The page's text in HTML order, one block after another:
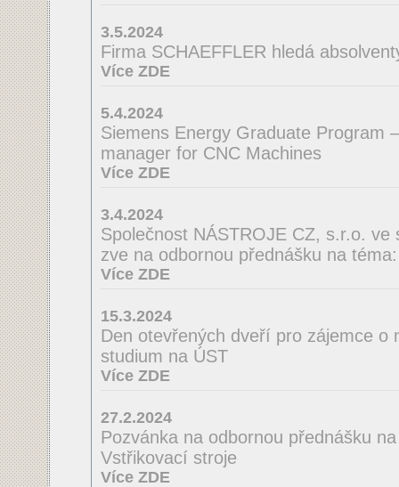
3.5.2024
Firma SCHAEFFLER hledá
Více ZDE
5.4.2024
Siemens Energy Graduate Program
manager for CNC Machines
Více ZDE
3.4.2024
Společnost NÁSTROJE CZ, s.r.o. ve
zve na odbornou přednášku na
Více ZDE
15.3.2024
Den otevřených dveří pro zájemce o
studium na ÚST
Více ZDE
27.2.2024
Pozvánka na odbornou přednášku
Vstřikovací stroje
Více ZDE